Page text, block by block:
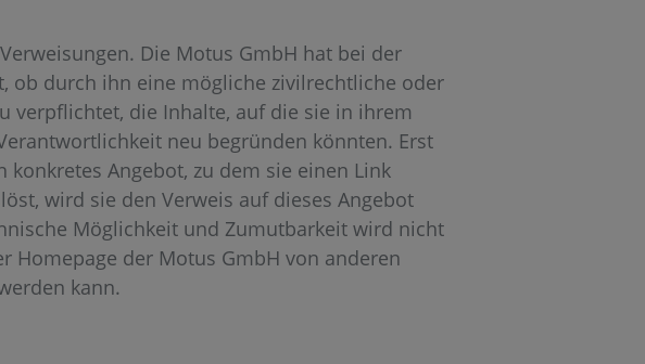
Die Motus GmbH hat bei der
ob durch ihn eine mögliche zivilrechtliche oder
verpflichtet, die Inhalte, auf die sie in ihrem
neu begründen könnten. Erst
Angebot, zu dem sie einen Link
wird sie den Verweis auf dieses Angebot
Möglichkeit und Zumutbarkeit wird nicht
Homepage der Motus GmbH von anderen
kann.